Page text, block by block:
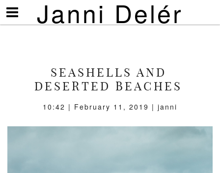
Janni Delér
Visa/göm
meny
SEASHELLS AND
DESERTED BEACHES
10:42 | February 11, 2019 | janni